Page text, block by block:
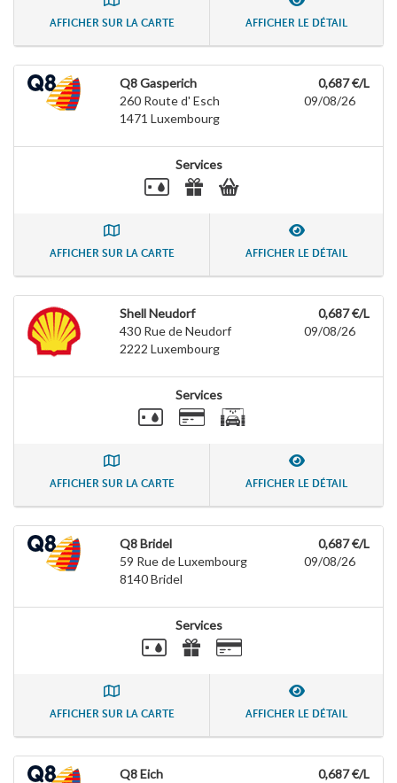
AFFICHER SUR LA CARTE AFFICHER LE DÉTAIL
Q8 Gasperich
260 Route d' Esch
1471 Luxembourg
0,687 €/L
09/08/26
Services
AFFICHER SUR LA CARTE AFFICHER LE DÉTAIL
Shell Neudorf
430 Rue de Neudorf
2222 Luxembourg
0,687 €/L
09/08/26
Services
AFFICHER SUR LA CARTE AFFICHER LE DÉTAIL
Q8 Bridel
59 Rue de Luxembourg
8140Bridel
0,687 €/L
09/08/26
Services
AFFICHER SUR LA CARTE AFFICHER LE DÉTAIL
Q8 Eich
0,687 €/L